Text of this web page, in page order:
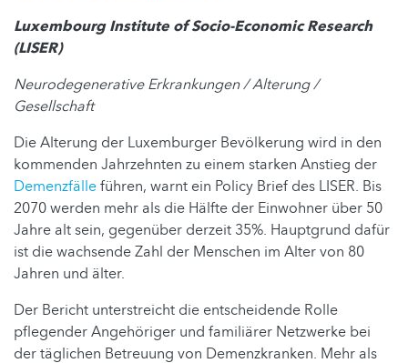
Luxembourg Institute of Socio-Economic Research
(LISER)
Neurodegenerative Erkrankungen / Alterung /
Gesellschaft
Die Alterung der Luxemburger Bevölkerung wird in den
kommenden Jahrzehnten zu einem starken Anstieg der
Demenzfälleführen, warnt ein Policy Brief des LISER. Bis
2070 werden mehr als die Hälfte der Einwohner über 50
Jahre alt sein, gegenüber derzeit 35%. Hauptgrund dafür
ist die wachsende Zahl der Menschen im Alter von 80
Jahren und älter.
Der Bericht unterstreicht die entscheidende Rolle
pflegender Angehöriger und familiärer Netzwerke bei
der täglichen Betreuung von Demenzkranken. Mehr als